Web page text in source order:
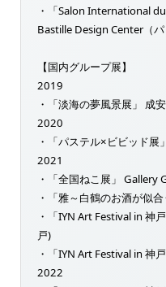
・「Salon International
Bastille Design Center（パ
【国内グループ展】
2019
・「淡海の夢風景展」 成
2020
・「パステル×ビビッド展
2021
・「全国ねこ展」 Gallery
・「雅～白鶴のお酒が似
・「IYN Art Festival in 神
戸)
・「IYN Art Festival in 神
2022